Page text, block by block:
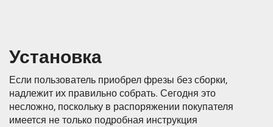
Установка
Если пользователь приобрел фрезы без сборки,
надлежит их правильно собрать. Сегодня это
несложно, поскольку в распоряжении покупателя
имеется не только подробная инструкция